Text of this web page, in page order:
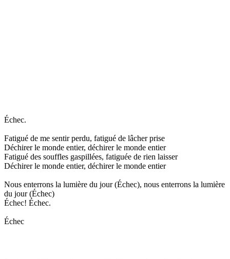
Échec.
Fatigué de me sentir perdu, fatigué de lâcher prise
Déchirer le monde entier, déchirer le monde entier
Fatigué des souffles gaspillées, fatiguée de rien laisser
Déchirer le monde entier, déchirer le monde entier
Nous enterrons la lumière du jour (Échec), nous enterrons la lumière
du jour (Échec)
Échec! Échec.
Échec